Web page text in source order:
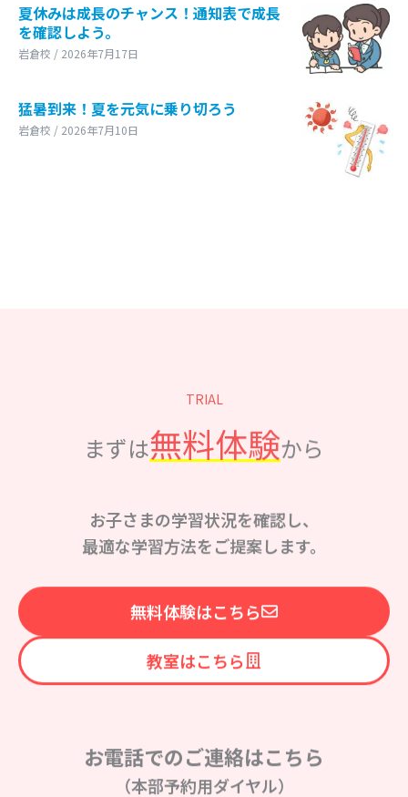
夏休みは成長のチャンス！通知表で成長
を確認しよう。
岩倉校 / 2026年7月17日
猛暑到来！夏を元気に乗り切ろう
岩倉校 / 2026年7月10日
TRIAL
まずは無料体験から
お子さまの学習状況を確認し、
最適な学習方法をご提案します。
無料体験はこちら
教室はこちら
お電話でのご連絡はこちら
（本部予約用ダイヤル）